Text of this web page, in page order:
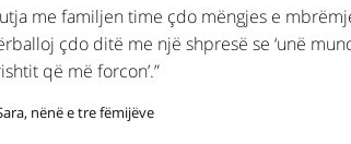
me familjen time çdo mëngjes e
çdo ditë me një shpresë se ‘unë
që më forcon’.”
nënë e tre fëmijëve